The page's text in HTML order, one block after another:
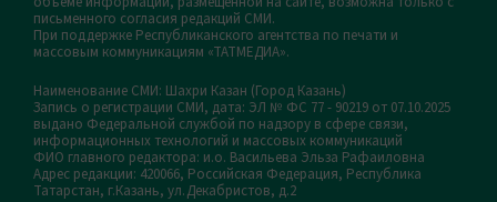
письменного согласия редакций СМИ.
При поддержке Республиканского агентства по печати и
массовым коммуникациям «ТАТМЕДИА».
Наименование СМИ: Шахри Казан (Город Казань)
Запись о регистрации СМИ, дата: ЭЛ № ФС 77 - 90219 от 07.10.2025
выдано Федеральной службой по надзору в сфере связи,
информационных технологий и массовых коммуникаций
ФИО главного редактора: и.о. Васильева Эльза Рафаиловна
Адрес редакции: 420066, Российская Федерация, Республика
Татарстан, г.Казань, ул.Декабристов, д.2